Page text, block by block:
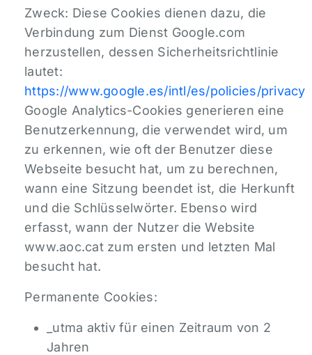
Zweck: Diese Cookies dienen dazu, die
Verbindung zum Dienst Google.com
herzustellen, dessen Sicherheitsrichtlinie
lautet:
https://www.google.es/intl/es/policies/privacy
Google Analytics-Cookies generieren eine
Benutzerkennung, die verwendet wird, um
zu erkennen, wie oft der Benutzer diese
Webseite besucht hat, um zu berechnen,
wann eine Sitzung beendet ist, die Herkunft
und die Schlüsselwörter. Ebenso wird
erfasst, wann der Nutzer die Website
www.aoc.cat zum ersten und letzten Mal
besucht hat.
Permanente Cookies:
_utma aktiv für einen Zeitraum von 2
Jahren